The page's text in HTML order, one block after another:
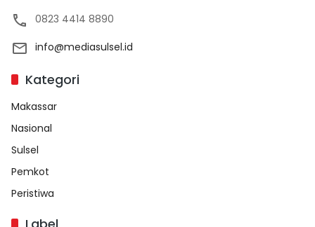
0823 4414 8890
info@mediasulsel.id
Kategori
Makassar
Nasional
Sulsel
Pemkot
Peristiwa